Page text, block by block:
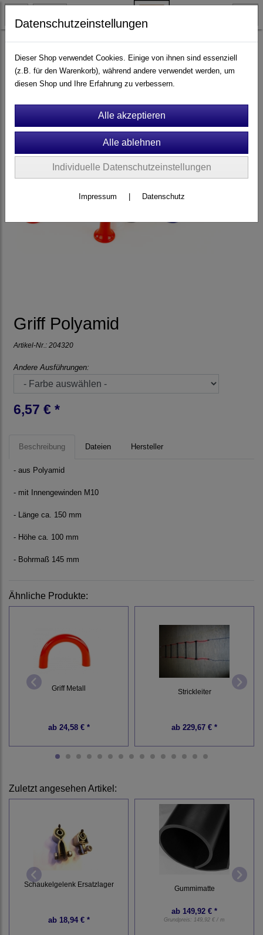
Haltegriffe & Fußrasten
Griff Polyamid
Artikel-Nr.: 204320
Andere Ausführungen:
6,57 € *
Beschreibung Dateien Hersteller
- aus Polyamid
- mit Innengewinden M10
- Länge ca. 150 mm
- Höhe ca. 100 mm
- Bohrmaß 145 mm
Ähnliche Produkte:
Griff Metall
ab24,58 € *
Strickleiter
ab 229,67 € *
Zuletzt angesehen Artikel:
Schaukelgelenk Ersatzlager
ab18,94 € *
Gummimatte
ab 149,92 € *
Grundpreis: 149,92 € / m
Datenschutzeinstellungen
Dieser Shop verwendet Cookies. Einige von ihnen sind essenziell
(z.B. für den Warenkorb), während andere verwendet werden, um
diesen Shop und Ihre Erfahrung zu verbessern.
Individuelle Datenschutzeinstellungen
Impressum Datenschutz